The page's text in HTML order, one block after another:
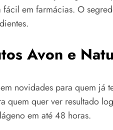
em farmácias. O
Avon e
novidades para quem já
quem quer ver resultado
em até 48 horas.